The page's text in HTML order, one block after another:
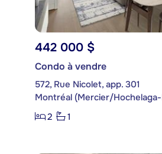
442 000 $
Condo à vendre
572, Rue Nicolet, app. 301
Montréal (Mercier/
2
1